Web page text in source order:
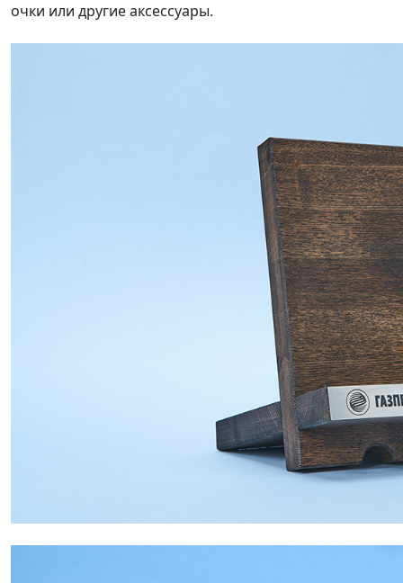
очки или другие аксессуары.